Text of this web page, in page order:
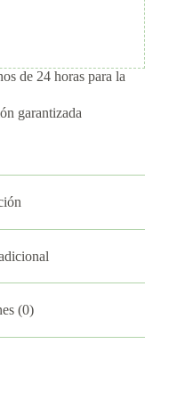
de 24 horas para la
garantizada
(0)